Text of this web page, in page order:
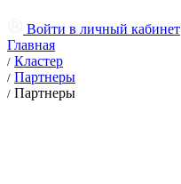
Войти в личный кабинет
Главная
/ Кластер
/ Партнеры
/ Партнеры